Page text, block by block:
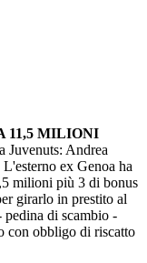
11,5 MILIONI
Juvenuts: Andrea
ex Genoa ha
milioni più 3 di bonus
girarlo in prestito al
di scambio -
con obbligo di riscatto